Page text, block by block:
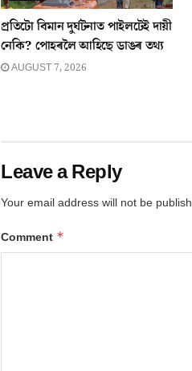
প্ৰতিটো বিমান দুৰ্ঘটনাত পাইলটেই দায়ী
নেকি? পোহৰলৈ আহিছে ডাঙৰ তথ্য
AUGUST 7, 2026
Leave a Reply
Your email address will not be
Comment *